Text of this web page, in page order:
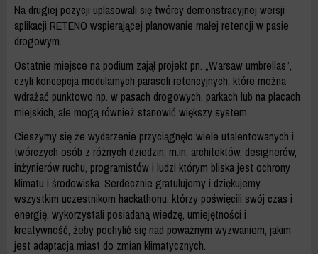
Na drugiej pozycji uplasowali się twórcy demonstracyjnej wersji
aplikacji RETENO wspierającej planowanie małej retencji w pasie
drogowym.
Ostatnie miejsce na podium zajął projekt pn. „Warsaw umbrellas”,
czyli koncepcja modularnych parasoli retencyjnych, które można
wdrażać punktowo np. w pasach drogowych, parkach lub na placach
miejskich, ale mogą również stanowić większy system.
Cieszymy się że wydarzenie przyciągnęło wiele utalentowanych i
twórczych osób z różnych dziedzin, m.in. architektów, designerów,
inżynierów ruchu, programistów i ludzi którym bliska jest ochrony
klimatu i środowiska. Serdecznie gratulujemy i dziękujemy
wszystkim uczestnikom hackathonu, którzy poświęcili swój czas i
energię, wykorzystali posiadaną wiedzę, umiejętności i
kreatywność, żeby pochylić się nad poważnym wyzwaniem, jakim
jest adaptacja miast do zmian klimatycznych.